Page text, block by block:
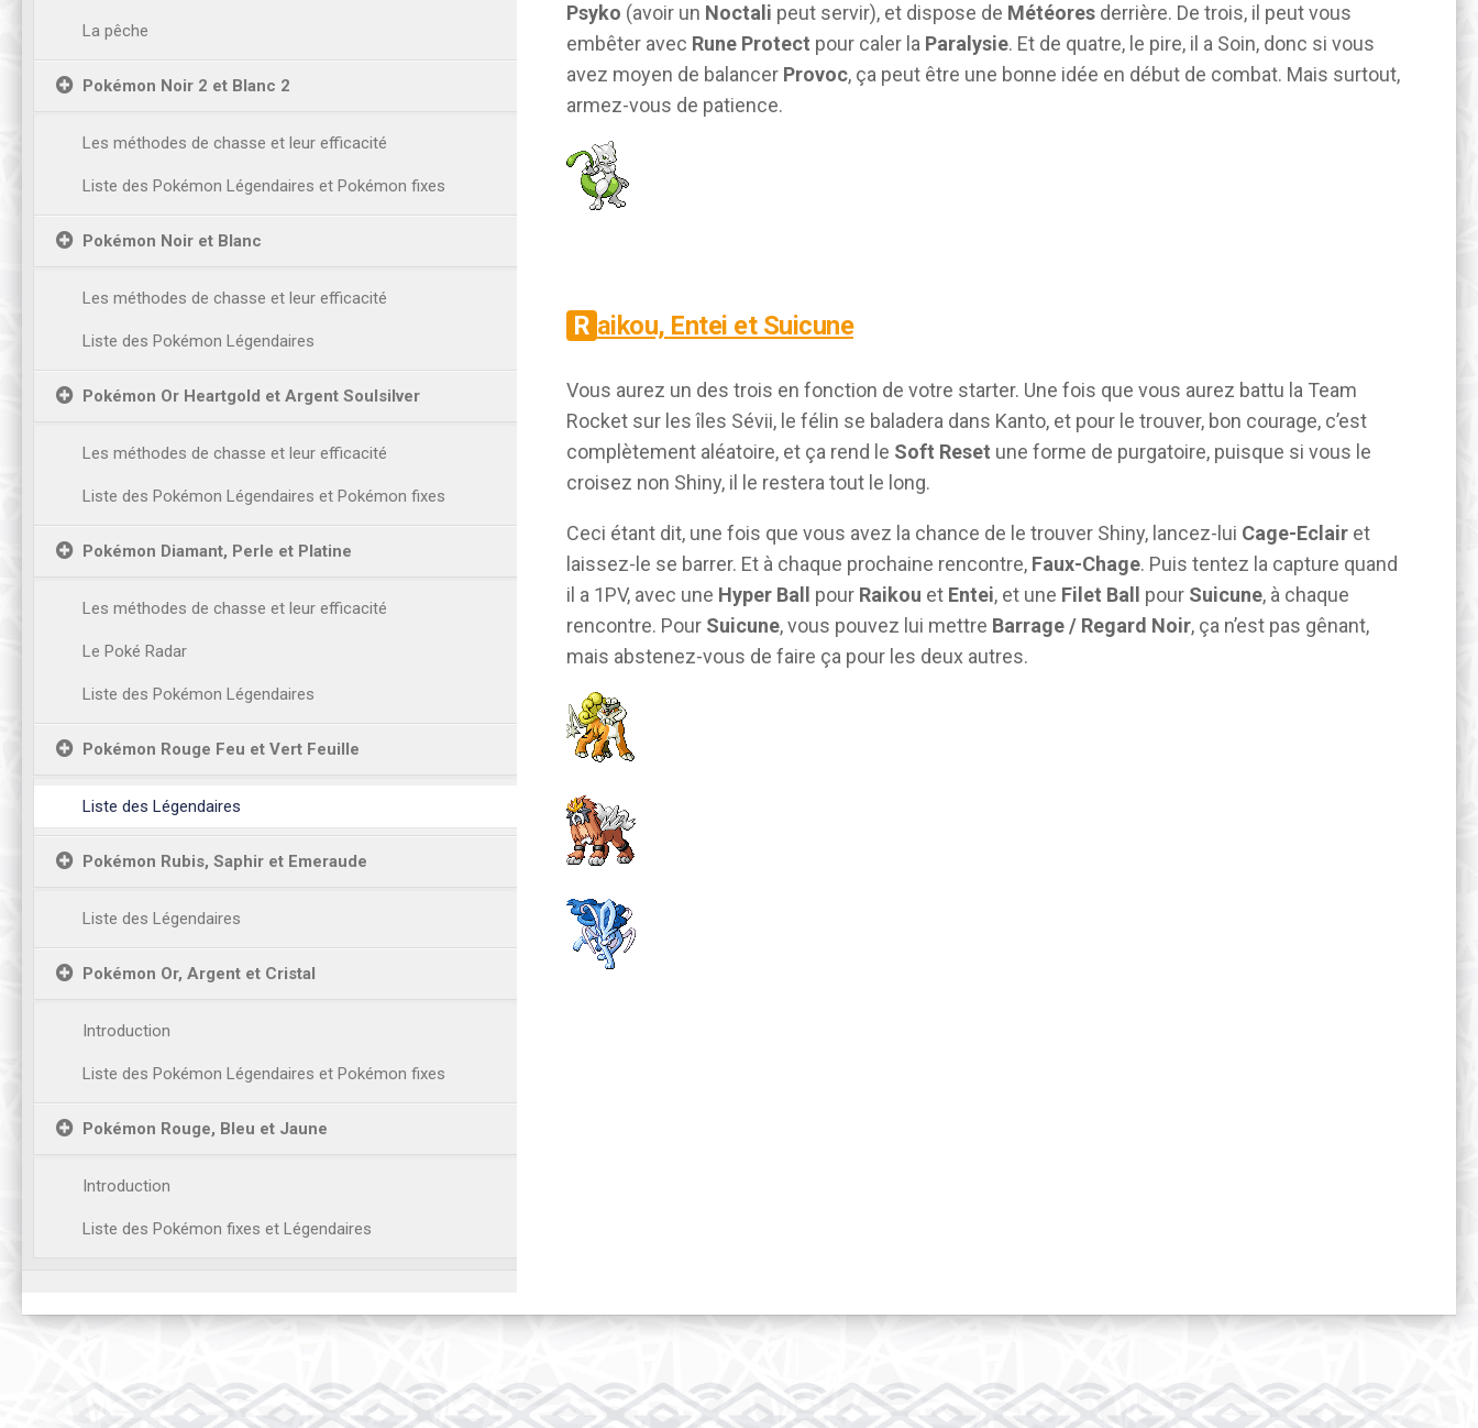
Psyko (avoir un Noctali peut servir), et dispose de Météores derrière. De trois, il peut vous
embêter avec Rune Protect pour caler la Paralysie. Et de quatre, le pire, il a Soin, donc si vous
avez moyen de balancer Provoc, ça peut être une bonne idée en début de combat. Mais surtout,
armez-vous de patience.
Raikou, Entei et Suicune
Vous aurez un des trois en fonction de votre starter. Une fois que vous aurez battu la Team
Rocket sur les îles Sévii, le félin se baladera dans Kanto, et pour le trouver, bon courage, c’est
complètement aléatoire, et ça rend le Soft Reset une forme de purgatoire, puisque si vous le
croisez non Shiny, il le restera tout le long.
Ceci étant dit, une fois que vous avez la chance de le trouver Shiny, lancez-lui Cage-Eclair et
laissez-le se barrer. Et à chaque prochaine rencontre, Faux-Chage. Puis tentez la capture quand
il a 1PV, avec une Hyper Ball pour Raikou et Entei, et une Filet Ball pour Suicune, à chaque
rencontre. Pour Suicune, vous pouvez lui mettre Barrage / Regard Noir, ça n’est pas gênant,
mais abstenez-vous de faire ça pour les deux autres.
La pêche
Pokémon Noir 2 et Blanc 2
Les méthodes de chasse et leur efficacité
Liste des Pokémon Légendaires et Pokémon fixes
Pokémon Noir et Blanc
Les méthodes de chasse et leur efficacité
Liste des Pokémon Légendaires
Pokémon Or Heartgold et Argent Soulsilver
Les méthodes de chasse et leur efficacité
Liste des Pokémon Légendaires et Pokémon fixes
Pokémon Diamant, Perle et Platine
Les méthodes de chasse et leur efficacité
Le Poké Radar
Liste des Pokémon Légendaires
Pokémon Rouge Feu et Vert Feuille
Liste des Légendaires
Pokémon Rubis, Saphir et Emeraude
Liste des Légendaires
Pokémon Or, Argent et Cristal
Introduction
Liste des Pokémon Légendaires et Pokémon fixes
Pokémon Rouge, Bleu et Jaune
Introduction
Liste des Pokémon fixes et Légendaires